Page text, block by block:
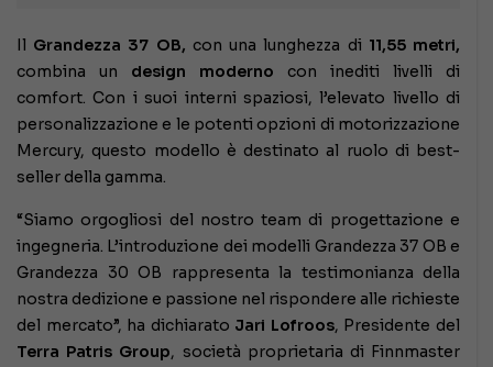
Il Grandezza 37 OB, con una lunghezza di 11,55 metri,
combina un design moderno con inediti livelli di
comfort. Con i suoi interni spaziosi, l’elevato livello di
personalizzazione e le potenti opzioni di motorizzazione
Mercury, questo modello è destinato al ruolo di best-
seller della gamma.
“Siamo orgogliosi del nostro team di progettazione e
ingegneria. L’introduzione dei modelli Grandezza 37 OB e
Grandezza 30 OB rappresenta la testimonianza della
nostra dedizione e passione nel rispondere alle richieste
del mercato”, ha dichiarato Jari Lofroos, Presidente del
Terra Patris Group, società proprietaria di Finnmaster